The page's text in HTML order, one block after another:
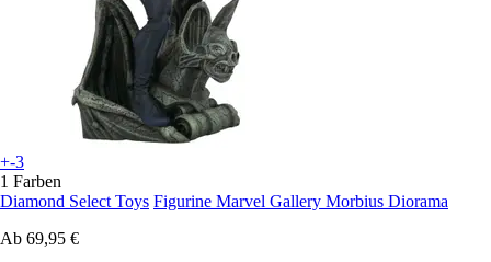
+-3
1 Farben
Diamond Select Toys Figurine Marvel Gallery Morbius Diorama
Ab 69,95 €